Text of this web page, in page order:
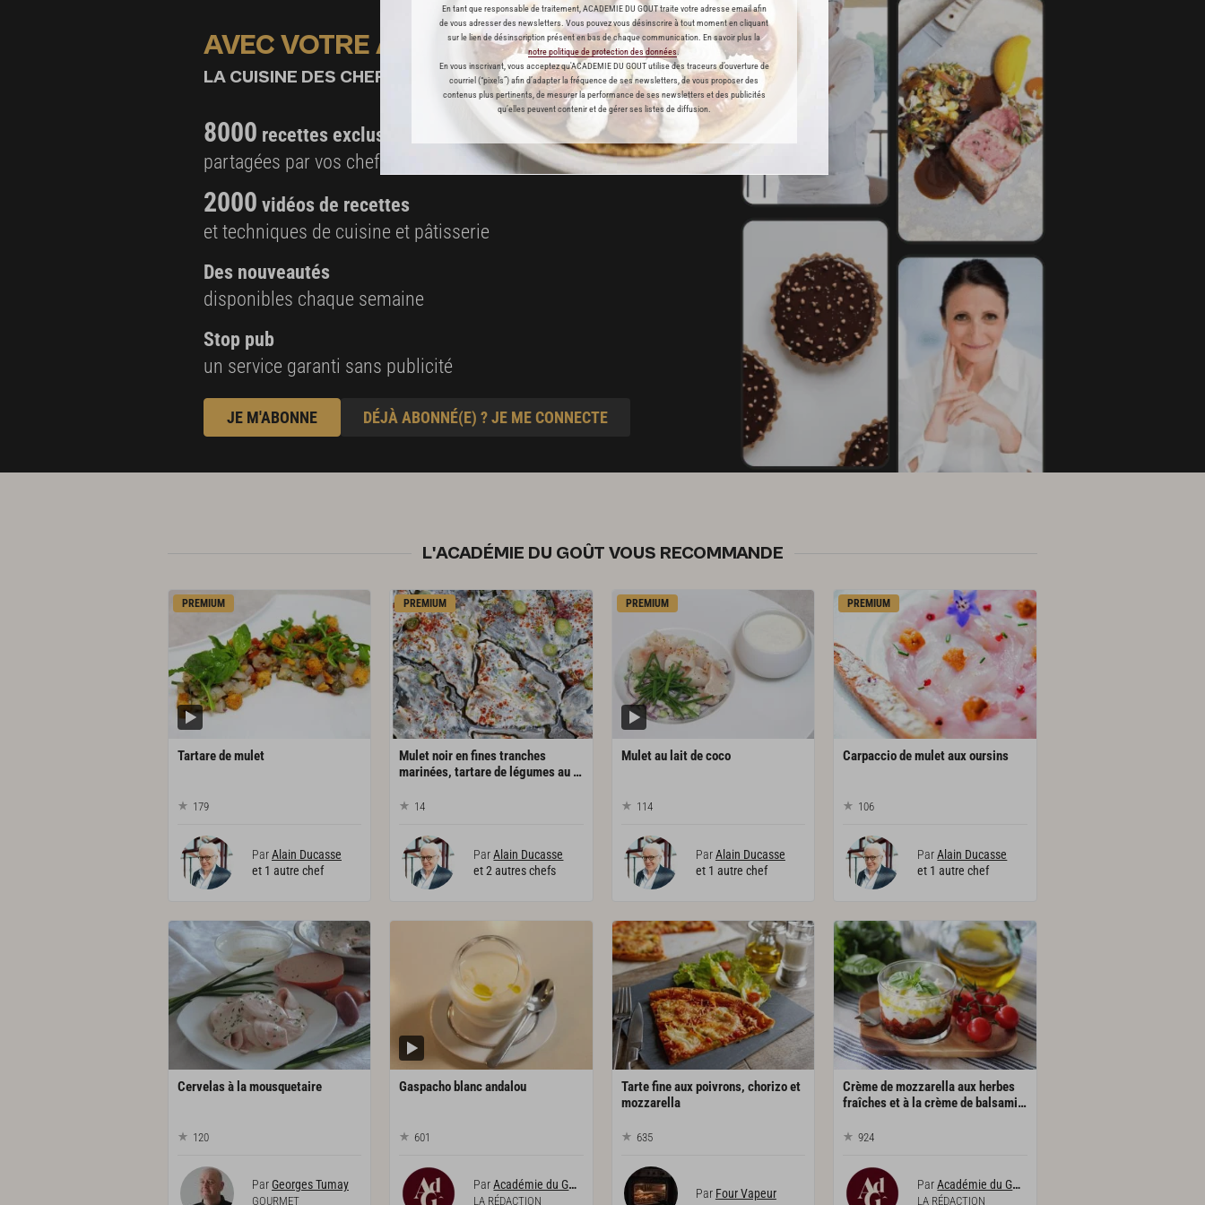
En tant que responsable de traitement, ACADEMIE DU GOUT traite votre adresse email afin
de vous adresser des newsletters. Vous pouvez vous désinscrire à tout moment en cliquant
sur le lien de désinscription présent en bas de chaque communication. En savoir plus la
notre politique de protection des données.
En vous inscrivant, vous acceptez qu'ACADEMIE DU GOUT utilise des traceurs d’ouverture de
courriel (“pixels”) afin d’adapter la fréquence de ses newsletters, de vous proposer des
contenus plus pertinents, de mesurer la performance de ses newsletters et des publicités
qu’elles peuvent contenir et de gérer ses listes de diffusion.
Pousses de shiso
Fleurs de pensée
AVEC VOTRE ABONNEMENT PREMIUM
LA CUISINE DES CHEFS, ENFIN ACCESSIBLE !
8000 recettes exclusives
partagées par vos chefs préférés
2000 vidéos de recettes
et techniques de cuisine et pâtisserie
Des nouveautés
disponibles chaque semaine
Stop pub
un service garanti sans publicité
JE M'ABONNE DÉJÀ ABONNÉ(E) ? JE ME CONNECTE
L'ACADÉMIE DU GOÛT VOUS RECOMMANDE
PREMIUM
Tartaredemulet
179
ParAlain Ducasse
et 1 autre chef
PREMIUM
Mulet noir en fines tranches
marinées, tartare de légumes au curry
14
ParAlain Ducasse
et 2 autres chefs
PREMIUM
Muletau laitdecoco
114
ParAlain Ducasse
et 1 autre chef
PREMIUM
Carpacciodemuletauxoursins
106
ParAlain Ducasse
et 1 autre chef
Cervelasà lamousquetaire
120
ParGeorges Tumay
GOURMET
Gaspacho blancandalou
601
ParAcadémie du Goût
LA RÉDACTION
Tarte fine aux poivrons, chorizo et
mozzarella
635
Par Four Vapeur
Crème de mozzarella aux herbes
fraîches et à la crème de balsamique
924
ParAcadémie du Goût
LA RÉDACTION